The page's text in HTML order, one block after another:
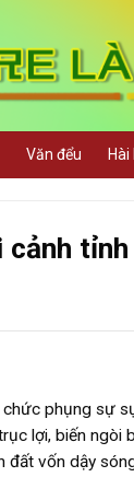
Văn đểu
phụng sự
lợi, biến
đất vốn dậy